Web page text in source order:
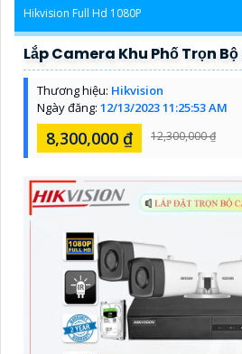
Hikvision Full Hd 1080P
Lắp Camera Khu Phố Trọn Bộ
Thương hiệu: Hikvision
Ngày đăng: 12/13/2023 11:25:53 AM
8,300,000 ₫ 12,300,000 ₫